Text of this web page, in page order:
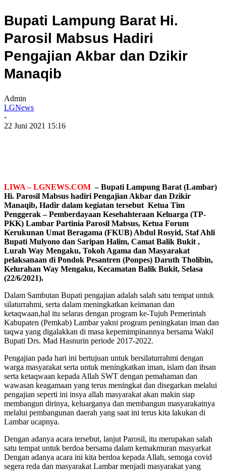
Bupati Lampung Barat Hi.
Parosil Mabsus Hadiri
Pengajian Akbar dan Dzikir
Manaqib
Admin
LGNews
-
22 Juni 2021 15:16
LIWA – LGNEWS.COM – Bupati Lampung Barat (Lambar)
Hi. Parosil Mabsus hadiri Pengajian Akbar dan Dzikir
Manaqib, Hadir dalam kegiatan tersebut Ketua Tim
Penggerak – Pemberdayaan Kesehahteraan Keluarga (TP-
PKK) Lambar Partinia Parosil Mabsus, Ketua Forum
Kerukunan Umat Beragama (FKUB) Abdul Rosyid, Staf Ahli
Bupati Mulyono dan Saripan Halim, Camat Balik Bukit ,
Lurah Way Mengaku, Tokoh Agama dan Masyarakat
pelaksanaan diPondok Pesantren (Ponpes) Daruth Tholibin,
Kelurahan Way Mengaku, Kecamatan Balik Bukit, Selasa
(22/6/2021).
Dalam Sambutan Bupati pengajian adalah salah satu tempat untuk
silaturrahmi, serta dalam meningkatkan keimanan dan
ketaqwaan,hal itu selaras dengan program ke-Tujuh Pemerintah
Kabupaten (Pemkab) Lambar yakni program peningkatan iman dan
taqwa yang digalakkan di masa kepemimpinannya bersama Wakil
Bupati Drs. Mad Hasnurin periode 2017-2022.
Pengajian pada hari ini bertujuan untuk bersilaturrahmi dengan
warga masyarakat serta untuk meningkatkan iman, islam dan ihsan
serta ketaqwaan kepada Allah SWT dengan pemahaman dan
wawasan keagamaan yang terus meningkat dan disegarkan melalui
pengajian seperti ini insya allah masyarakat akan makin siap
membangun dirinya, keluarganya dan membangun masyarakatnya
melalui pembangunan daerah yang saat ini terus kita lakukan di
Lambar ucapnya.
Dengan adanya acara tersebut, lanjut Parosil, itu merupakan salah
satu tempat untuk berdoa bersama dalam kemakmuran masyarkat
Dengan adanya acara ini kita berdoa kepada Allah, semoga covid
segera reda dan masyarakat Lambar menjadi masyarakat yang